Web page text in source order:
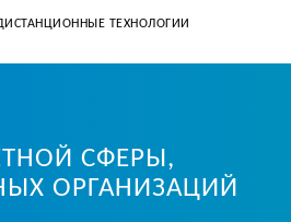
СФЕРЫ,
ОРГАНИЗАЦИЙ
ТЕХНОЛОГИИ